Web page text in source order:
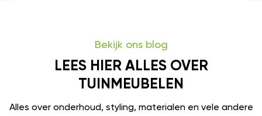
Bekijk ons blog
LEES HIER ALLES OVER
TUINMEUBELEN
Alles over onderhoud, styling, materialen en vele andere